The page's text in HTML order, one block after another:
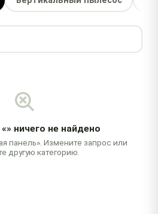
«» ничего не найдено
панель». Измените запрос или
другую категорию.